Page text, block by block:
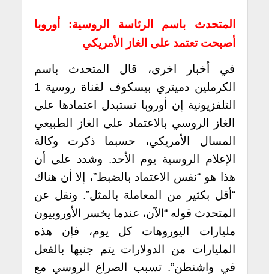
المتحدث باسم الرئاسة الروسية: أوروبا
أصبحت تعتمد على الغاز الأمريكي
في أخبار اخرى، قال المتحدث باسم
الكرملين دميتري بيسكوف لقناة روسية 1
التلفزيونية إن أوروبا تستبدل اعتمادها على
الغاز الروسي بالاعتماد على الغاز الطبيعي
المسال الأمريكي، حسبما ذكرت وكالة
الإعلام الروسية يوم الأحد. وشدد على أن
هذا هو “نفس الاعتماد بالضبط”، إلا أن هناك
“أقل بكثير من المعاملة بالمثل”. ونقل عن
المتحدث قوله “الآن، عندما يخسر الأوروبيون
مليارات اليوروهات كل يوم، فإن هذه
المليارات من الدولارات يتم جنيها بالفعل
في واشنطن”. تسبب الصراع الروسي مع